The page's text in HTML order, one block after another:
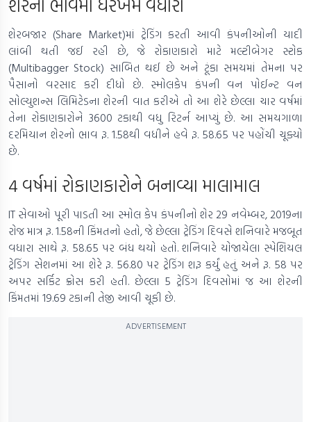
શેરના ભાવમાં ધરખમ વધારો
શેરબજાર (Share Market)માં ટ્રેડિંગ કરતી આવી કંપનીઓની યાદી
લાંબી થતી જઈ રહી છે, જે રોકાણકારો માટે મલ્ટીબેગર સ્ટોક
(Multibagger Stock) સાબિત થઈ છે અને ટૂંકા સમયમાં તેમના પર
પૈસાનો વરસાદ કરી દીધો છે. સ્મોલકેપ કંપની વન પોઈન્ટ વન
સોલ્યુશન્સ લિમિટેડના શેરની વાત કરીએ તો આ શેરે છેલ્લા ચાર વર્ષમાં
તેના રોકાણકારોને 3600 ટકાથી વધુ રિટર્ન આપ્યું છે. આ સમયગાળા
દરમિયાન શેરનો ભાવ રૂ. 1.58થી વધીને હવે રૂ. 58.65 પર પહોંચી ચૂક્યો
છે.
4 વર્ષમાં રોકાણકારોને બનાવ્યા માલામાલ
IT સેવાઓ પૂરી પાડતી આ સ્મોલ કેપ કંપનીનો શેર 29 નવેમ્બર, 2019ના
રોજ માત્ર રૂ. 1.58ની કિંમતનો હતો, જે છેલ્લા ટ્રેડિંગ દિવસે શનિવારે મજબૂત
વધારા સાથે રૂ. 58.65 પર બંધ થયો હતો. શનિવારે યોજાયેલા સ્પેશિયલ
ટ્રેડિંગ સેશનમાં આ શેરે રૂ. 56.80 પર ટ્રેડિંગ શરૂ કર્યું હતું અને રૂ. 58 પર
અપર સર્કિટ ક્રોસ કરી હતી. છેલ્લા 5 ટ્રેડિંગ દિવસોમાં જ આ શેરની
કિંમતમાં 19.69 ટકાની તેજી આવી ચૂકી છે.
ADVERTISEMENT